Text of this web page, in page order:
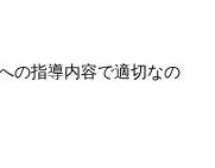
の指導内容で適切なの